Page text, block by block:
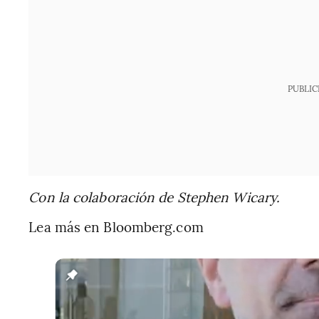
Con la colaboración de Stephen Wicary.
Lea más en Bloomberg.com